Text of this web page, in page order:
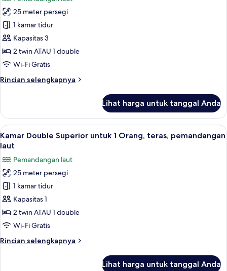
teras,
pemandangan
laut
untuk
Kamar
Double
atau
Twin
Eksekutif,
pemandangan
25 meter persegi
1 kamar tidur
Kapasitas 3
2 twin ATAU 1 double
Wi-Fi Gratis
Rincian selengkapnya
Rincian
Kamar
Double
atau
Twin
teras,
pemandangan
laut
Lihat harga untuk tanggal Anda
Lihat
semua
untuk
Kamar
Double
Superior
untuk
1
teras,
Seprai antialergi, selimut bulu angsa,
6
Kamar Double Superior untuk 1 Orang, teras, pemandangan
laut
Pemandangan laut
25 meter persegi
1 kamar tidur
Kapasitas 1
2 twin ATAU 1 double
Wi-Fi Gratis
Rincian selengkapnya
Rincian
Lihat harga untuk tanggal Anda